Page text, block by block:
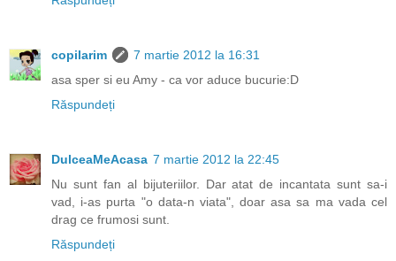
copilarim
7 martie 2012 la 16:31
asa sper si eu Amy - ca vor aduce bucurie:D
Răspundeți
DulceaMeAcasa 7 martie 2012 la 22:45
Nu sunt fan al bijuteriilor. Dar atat de incantata sunt sa-i
vad, i-as purta "o data-n viata", doar asa sa ma vada cel
drag ce frumosi sunt.
Răspundeți